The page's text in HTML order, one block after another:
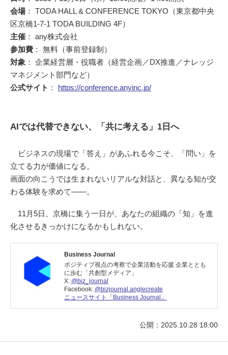
会場： TODA HALL & CONFERENCE TOKYO（東京都中央
区京橋1-7-1 TODA BUILDING 4F）
主催 ： any株式会社
参加費 ： 無料（事前登録制）
対象 ： 企業経営層・役職者（経営企画／DX推進／ナレッジ
マネジメント部門など）
公式サイト ： https://conference.anyinc.jp/
AIでは代替できない、「共に考える」1日へ
ビジネスの現場で「答え」があふれる今こそ、「問い」を
立てる力が価値になる。
画面の向こうでは生まれないリアルな対話と、異なる知が交
わる体験を求めて――。
11月5日、京橋に集う一日が、あなたの組織の「知」を進
化させるきっかけになるかもしれない。
Business Journal
ポジティブ視点の考察で企業活動を応援 企業ととも
に歩む「共創型メディア」
X: @biz_journal
Facebook: @bizjournal.anglecreate
ニュースサイト「Business Journal」
公開：2025.10.28 18:00